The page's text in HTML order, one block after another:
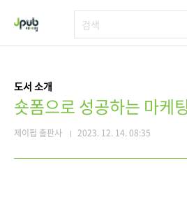
도서 소개
숏폼으로 성공하는 마케
제이펍 출판사 2023. 12. 14. 08:35